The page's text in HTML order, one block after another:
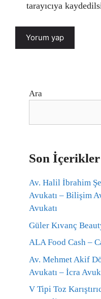
tarayıcıya
Ara
Son İçerikler
Av. Halil İbrahim
Avukatı – Bilişim
Avukatı
Güler Kıvanç
ALA Food Cash –
Av. Mehmet Akif
Avukatı – İcra
V Tipi Toz